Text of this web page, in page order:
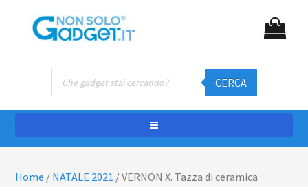
contenuto
NON SOLO GADGET
Gadget personalizzati
Ricerca
prodotti
CERCA
Home / NATALE 2021 /VERNON X. Tazza di ceramica